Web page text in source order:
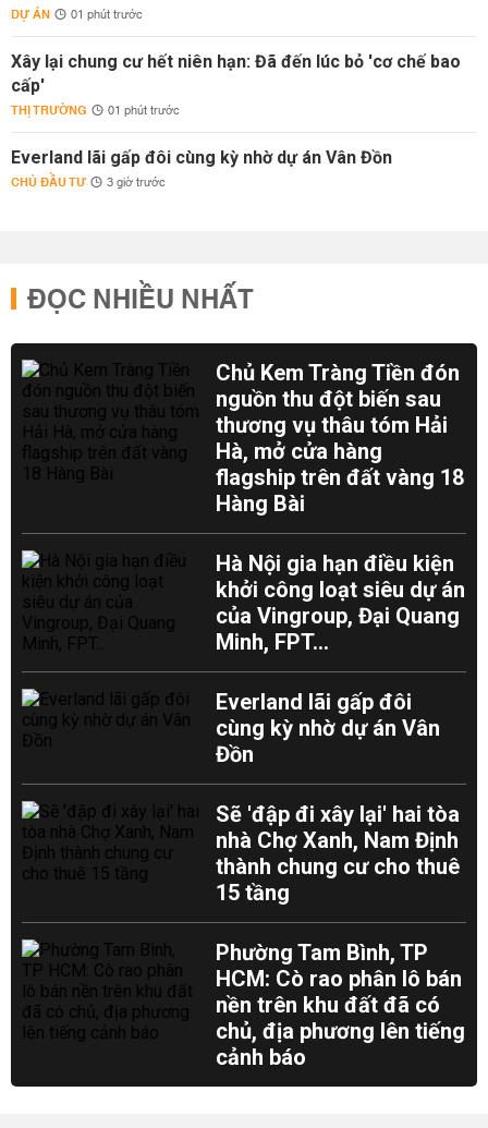
DỰ ÁN 01 phút trước
Xây lại chung cư hết niên hạn: Đã đến lúc bỏ 'cơ chế bao
cấp'
THỊ TRƯỜNG 01 phút trước
Everland lãi gấp đôi cùng kỳ nhờ dự án Vân Đồn
CHỦ ĐẦU TƯ 3 giờ trước
ĐỌC NHIỀU NHẤT
Chủ Kem Tràng Tiền đón
nguồn thu đột biến sau
thương vụ thâu tóm Hải
Hà, mở cửa hàng
flagship trên đất vàng 18
Hàng Bài
Hà Nội gia hạn điều kiện
khởi công loạt siêu dự án
của Vingroup, Đại Quang
Minh, FPT...
Everland lãi gấp đôi
cùng kỳ nhờ dự án Vân
Đồn
Sẽ 'đập đi xây lại' hai tòa
nhà Chợ Xanh, Nam Định
thành chung cư cho thuê
15 tầng
Phường Tam Bình, TP
HCM: Cò rao phân lô bán
nền trên khu đất đã có
chủ, địa phương lên tiếng
cảnh báo